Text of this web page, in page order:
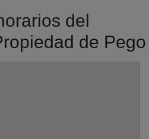
del
de Pego